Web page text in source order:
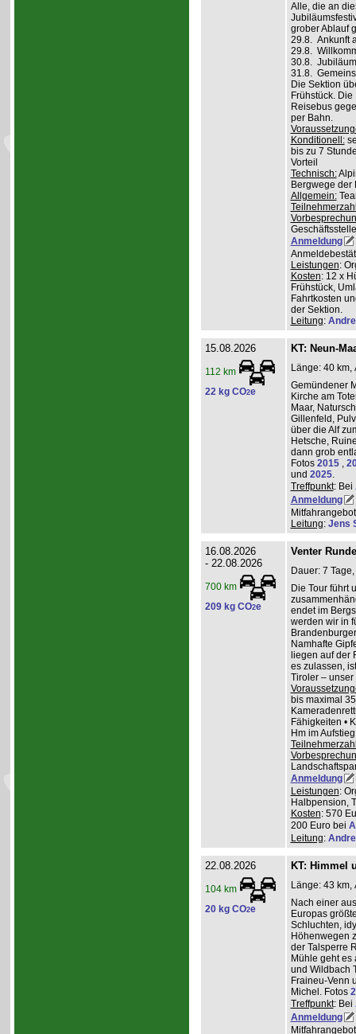
Alle, die an
grober Ablauf
29.8. Ankunft
29.8.
30.8.
31.8.
Die Sektion
Frühstück.
Reisebus
per Bahn.
Konditionell:
bis zu 7
Vorteil
Technisch:
Bergwege
Allgemein:
Anmeldung
Leistungen:
Kosten: 12 x
Frühstück,
Fahrtkosten
der Sektion.
Leitung:
15.08.2026
112 km
22 kg CO2e
KT: Neun-
Länge: 40 km,
Gemündener
Kirche am
Maar,
Gillenfeld,
über die Alf
Hetsche,
dann grob
Fotos 2015 ,
und 2025.
Treffpunkt: Bei
Anmeldung
Leitung: Jens
16.08.2026
- 22.08.2026
700 km
209 kg CO2e
Venter
Dauer: 7
Die Tour führt
endet im
werden wir in
Namhafte
liegen auf der
es zulassen,
Tiroler – unser
bis maximal
Fähigkeiten •
Hm im
Anmeldung
Leistungen:
Halbpension,
Kosten: 570
200 Euro bei
Leitung:
22.08.2026
104 km
20 kg CO2e
KT: Himmel
Länge: 43 km,
Nach einer
Europas
Schluchten,
Höhenwegen
der Talsperre
Mühle geht es
und Wildbach
Fraineu-Venn
Michel. Fotos
Treffpunkt: Bei
Anmeldung